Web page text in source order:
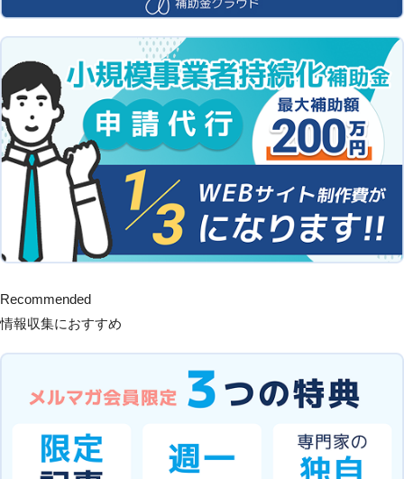
Recommended
情報収集におすすめ